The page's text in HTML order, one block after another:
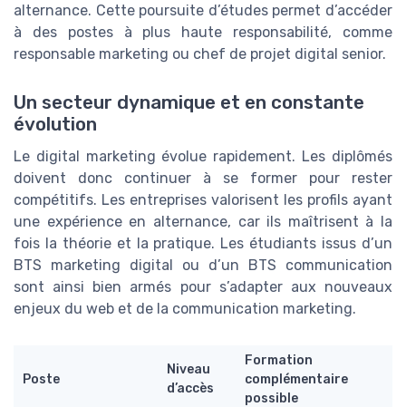
alternance. Cette poursuite d’études permet d’accéder
à des postes à plus haute responsabilité, comme
responsable marketing ou chef de projet digital senior.
Un secteur dynamique et en constante
évolution
Le digital marketing évolue rapidement. Les diplômés
doivent donc continuer à se former pour rester
compétitifs. Les entreprises valorisent les profils ayant
une expérience en alternance, car ils maîtrisent à la
fois la théorie et la pratique. Les étudiants issus d’un
BTS marketing digital ou d’un BTS communication
sont ainsi bien armés pour s’adapter aux nouveaux
enjeux du web et de la communication marketing.
Poste
Niveau
d’accès
Formation
complémentaire
possible